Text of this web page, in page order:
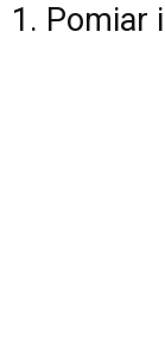
1. Pomiar